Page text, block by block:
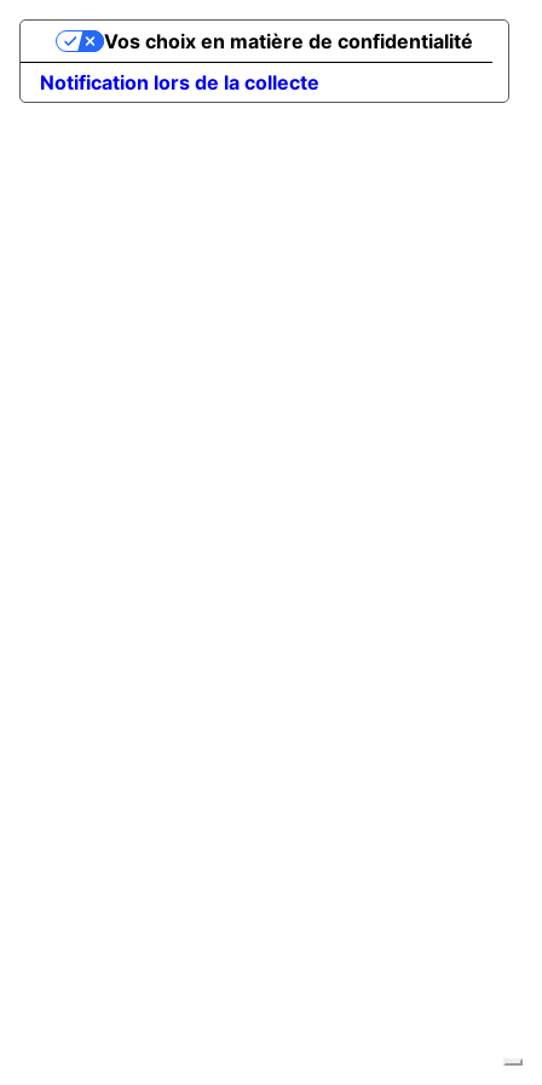
Notification lors de la collecte
Vos choix en matière de confidentialité